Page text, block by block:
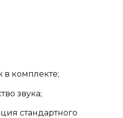
комплекте;
звука;
стандартного